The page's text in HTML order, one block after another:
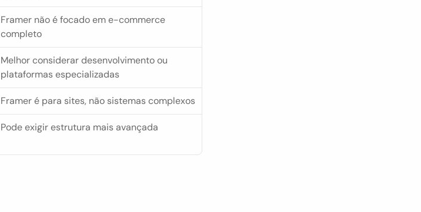
Framer não é focado em e-commerce
completo
Melhor considerar desenvolvimento ou
plataformas especializadas
Framer é para sites, não sistemas complexos
Pode exigir estrutura mais avançada